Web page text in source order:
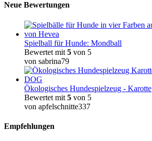
Neue Bewertungen
Spielball für Hunde: Mondball
Bewertet mit 5 von 5
von sabrina79
Ökologisches Hundespielzeug - Karotte
Bewertet mit 5 von 5
von apfelschnitte337
Empfehlungen